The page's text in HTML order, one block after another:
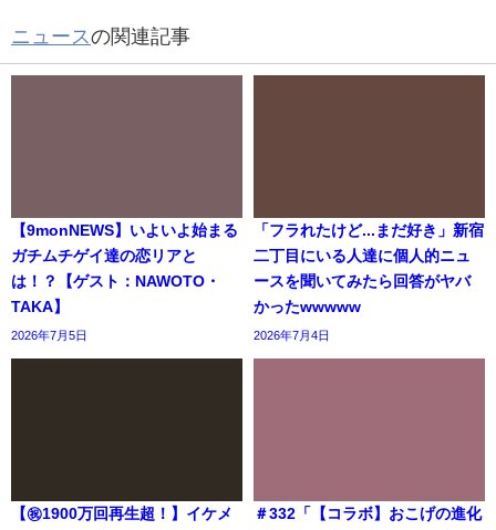
ニュースの関連記事
【9monNEWS】いよいよ始まる
ガチムチゲイ達の恋リアと
は！？【ゲスト：NAWOTO・
TAKA】
2026年7月5日
「フラれたけど...まだ好き」新宿
二丁目にいる人達に個人的ニュ
ースを聞いてみたら回答がヤバ
かったwwwww
2026年7月4日
【㊗️1900万回再生超！】イケメ
＃332「【コラボ】おこげの進化